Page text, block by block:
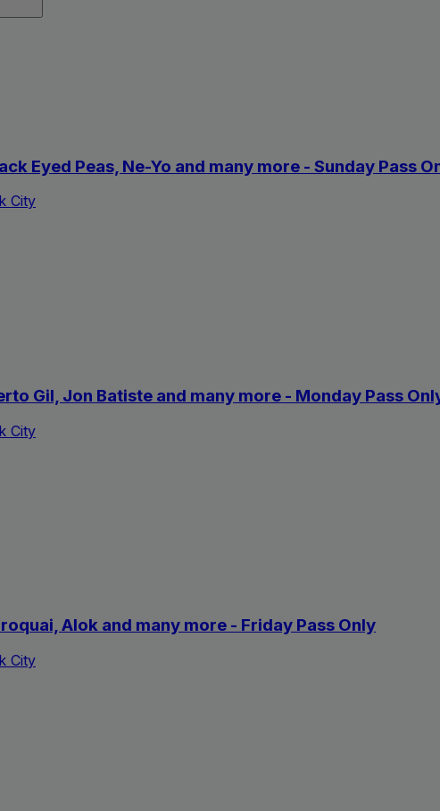
Eyed Peas, Ne-Yo and many more - Sunday Pass
City
Gil, Jon Batiste and many more - Monday Pass
City
Alok and many more - Friday Pass Only
City